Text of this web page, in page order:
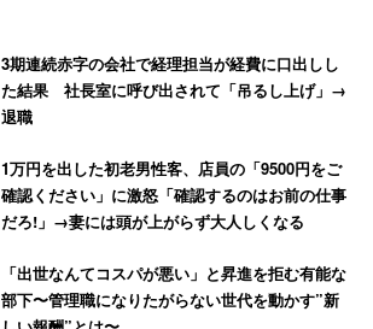
3期連続赤字の会社で経理担当が経費に口出しし
た結果 社長室に呼び出されて「吊るし上げ」→
退職
1万円を出した初老男性客、店員の「9500円をご
確認ください」に激怒「確認するのはお前の仕事
だろ!」→妻には頭が上がらず大人しくなる
「出世なんてコスパが悪い」と昇進を拒む有能な
部下〜管理職になりたがらない世代を動かす”新